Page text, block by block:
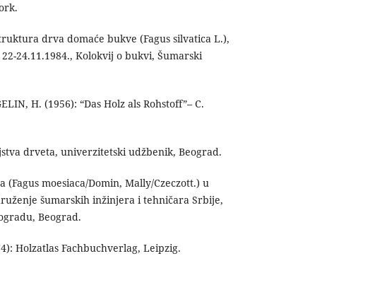
drva domaće bukve (Fagus silvatica L.),
24.11.1984., Kolokvij o bukvi, Šumarski
H. (1956): “Das Holz als Rohstoff”– C.
drveta, univerzitetski udžbenik, Beograd.
(Fagus moesiaca/Domin, Mally/Czeczott.) u
šumarskih inžinjera i tehničara Srbije,
Beograd.
Holzatlas Fachbuchverlag, Leipzig.